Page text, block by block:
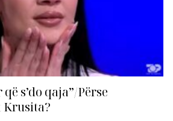
s’do qaja”/Përse
Krusita?